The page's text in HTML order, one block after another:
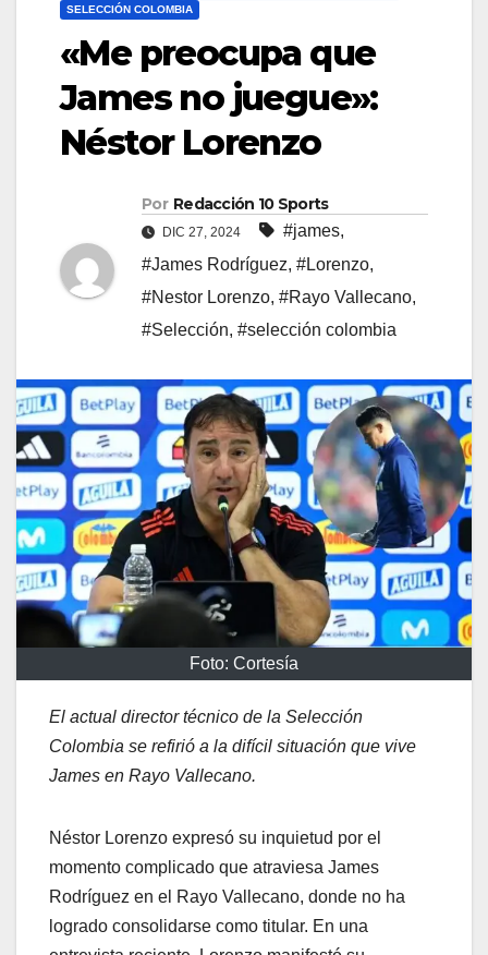
SELECCIÓN COLOMBIA
«Me preocupa que
James no juegue»:
Néstor Lorenzo
Por Redacción 10 Sports
DIC 27, 2024 #james,
#James Rodríguez, #Lorenzo,
#Nestor Lorenzo, #Rayo Vallecano,
#Selección, #selección colombia
Foto: Cortesía
El actual director técnico de la Selección
Colombia se refirió a la difícil situación que vive
James en Rayo Vallecano.
Néstor Lorenzo expresó su inquietud por el
momento complicado que atraviesa James
Rodríguez en el Rayo Vallecano, donde no ha
logrado consolidarse como titular. En una